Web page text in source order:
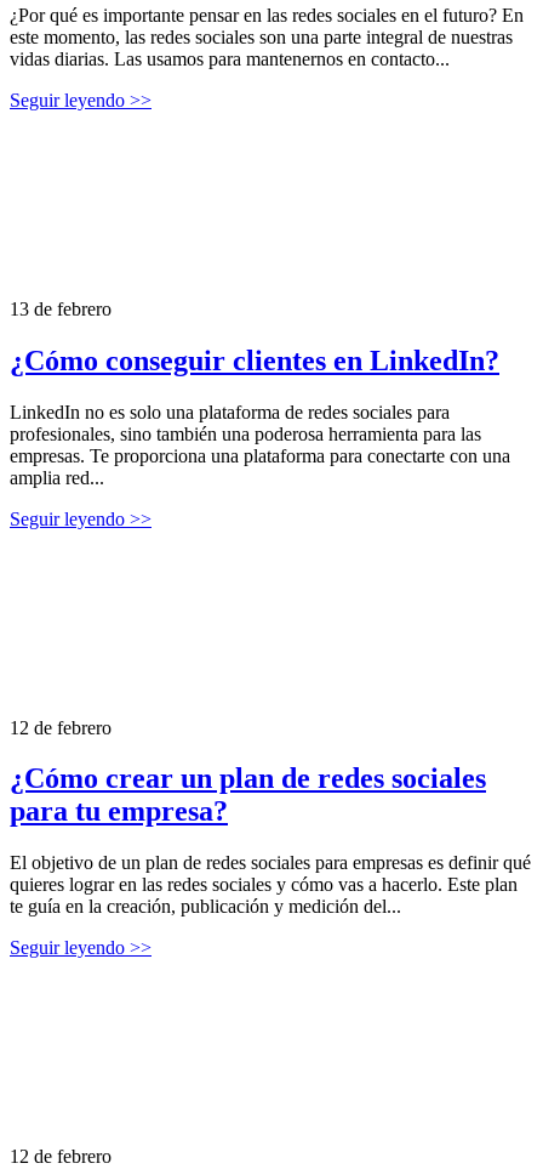
¿Por qué es importante pensar en las redes sociales en el futuro? En
este momento, las redes sociales son una parte integral de nuestras
vidas diarias. Las usamos para mantenernos en contacto...
Seguir leyendo >>
13 de febrero
¿Cómo conseguir clientes en LinkedIn?
LinkedIn no es solo una plataforma de redes sociales para
profesionales, sino también una poderosa herramienta para las
empresas. Te proporciona una plataforma para conectarte con una
amplia red...
Seguir leyendo >>
12 de febrero
¿Cómo crear un plan de redes sociales
para tu empresa?
El objetivo de un plan de redes sociales para empresas es definir qué
quieres lograr en las redes sociales y cómo vas a hacerlo. Este plan
te guía en la creación, publicación y medición del...
Seguir leyendo >>
12 de febrero